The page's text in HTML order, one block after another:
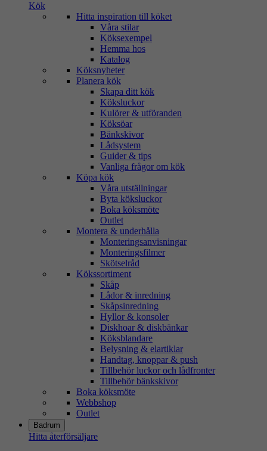
Kök
Hitta inspiration till köket
Våra stilar
Köksexempel
Hemma hos
Katalog
Köksnyheter
Planera kök
Skapa ditt kök
Köksluckor
Kulörer & utföranden
Köksöar
Bänkskivor
Lådsystem
Guider & tips
Vanliga frågor om kök
Köpa kök
Våra utställningar
Byta köksluckor
Boka köksmöte
Outlet
Montera & underhålla
Monteringsanvisningar
Monteringsfilmer
Skötselråd
Kökssortiment
Skåp
Lådor & inredning
Skåpsinredning
Hyllor & konsoler
Diskhoar & diskbänkar
Köksblandare
Belysning & elartiklar
Handtag, knoppar & push
Tillbehör luckor och lådfronter
Tillbehör bänkskivor
Boka köksmöte
Webbshop
Outlet
Badrum
Hitta återförsäljare